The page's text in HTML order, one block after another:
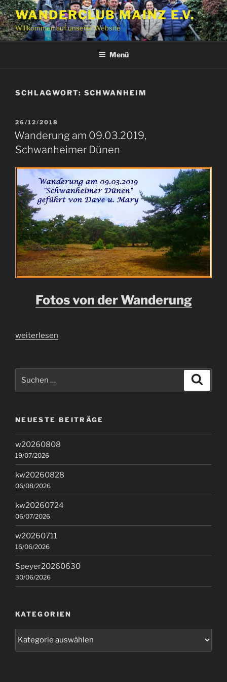
Zum
Inhalt
springen
WANDERCLUB MAINZ E.V.
Willkommen auf unserer Website
Menü
SCHLAGWORT: SCHWANHEIM
VERÖFFENTLICHT
AM
26/12/2018
Wanderung am 09.03.2019,
Schwanheimer Dünen
Fotos von der Wanderung
„Wanderung
Schwanheimer
Dünen“
weiterlesen
NEUESTE BEITRÄGE
w20260808
19/07/2026
kw20260828
06/08/2026
kw20260724
06/07/2026
w20260711
16/06/2026
Speyer20260630
30/06/2026
KATEGORIEN